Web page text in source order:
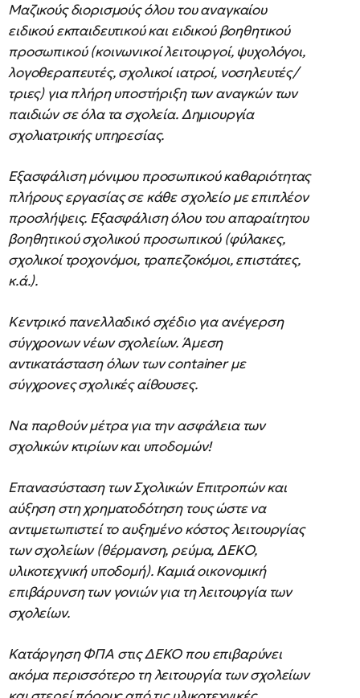
Μαζικούς διορισμούς όλου του αναγκαίου
ειδικού εκπαιδευτικού και ειδικού βοηθητικού
προσωπικού (κοινωνικοί λειτουργοί, ψυχολόγοι,
λογοθεραπευτές, σχολικοί ιατροί, νοσηλευτές/
τριες) για πλήρη υποστήριξη των αναγκών των
παιδιών σε όλα τα σχολεία. Δημιουργία
σχολιατρικής υπηρεσίας.
Εξασφάλιση μόνιμου προσωπικού καθαριότητας
πλήρους εργασίας σε κάθε σχολείο με επιπλέον
προσλήψεις. Εξασφάλιση όλου του απαραίτητου
βοηθητικού σχολικού προσωπικού (φύλακες,
σχολικοί τροχονόμοι, τραπεζοκόμοι, επιστάτες,
κ.ά.).
Κεντρικό πανελλαδικό σχέδιο για ανέγερση
σύγχρονων νέων σχολείων. Άμεση
αντικατάσταση όλων των container με
σύγχρονες σχολικές αίθουσες.
Να παρθούν μέτρα για την ασφάλεια των
σχολικών κτιρίων και υποδομών!
Επανασύσταση των Σχολικών Επιτροπών και
αύξηση στη χρηματοδότηση τους ώστε να
αντιμετωπιστεί το αυξημένο κόστος λειτουργίας
των σχολείων (θέρμανση, ρεύμα, ΔΕΚΟ,
υλικοτεχνική υποδομή). Καμιά οικονομική
επιβάρυνση των γονιών για τη λειτουργία των
σχολείων.
Κατάργηση ΦΠΑ στις ΔΕΚΟ που επιβαρύνει
ακόμα περισσότερο τη λειτουργία των σχολείων